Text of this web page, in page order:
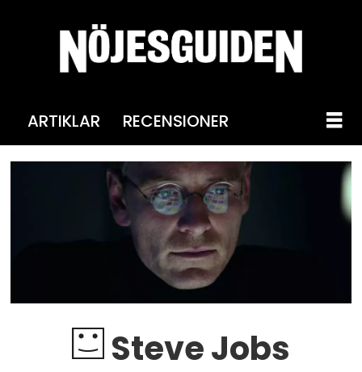
ARTIKLAR RECENSIONER
Steve Jobs